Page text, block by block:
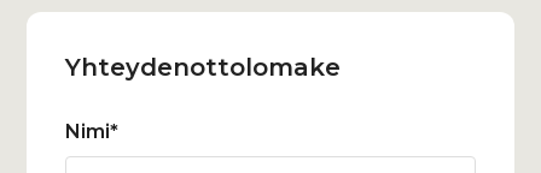
Yhteydenotto­lomake
Nimi*